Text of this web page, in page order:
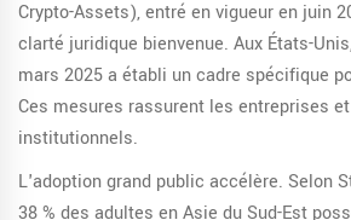
Crypto-Assets), entré en vigueur en juin
clarté juridique bienvenue. Aux États-
mars 2025 a établi un cadre spécifique
Ces mesures rassurent les entreprises
institutionnels.
L'adoption grand public accélère. Selon
38 % des adultes en Asie du Sud-Est